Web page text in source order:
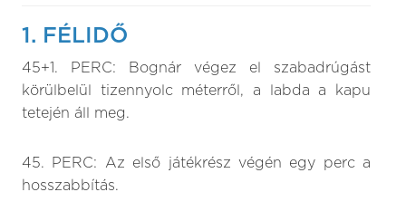
1. FÉLIDŐ
45+1. PERC: Bognár végez el szabadrúgást
körülbelül tizennyolc méterről, a labda a kapu
tetején áll meg.
45. PERC: Az első játékrész végén egy perc a
hosszabbítás.